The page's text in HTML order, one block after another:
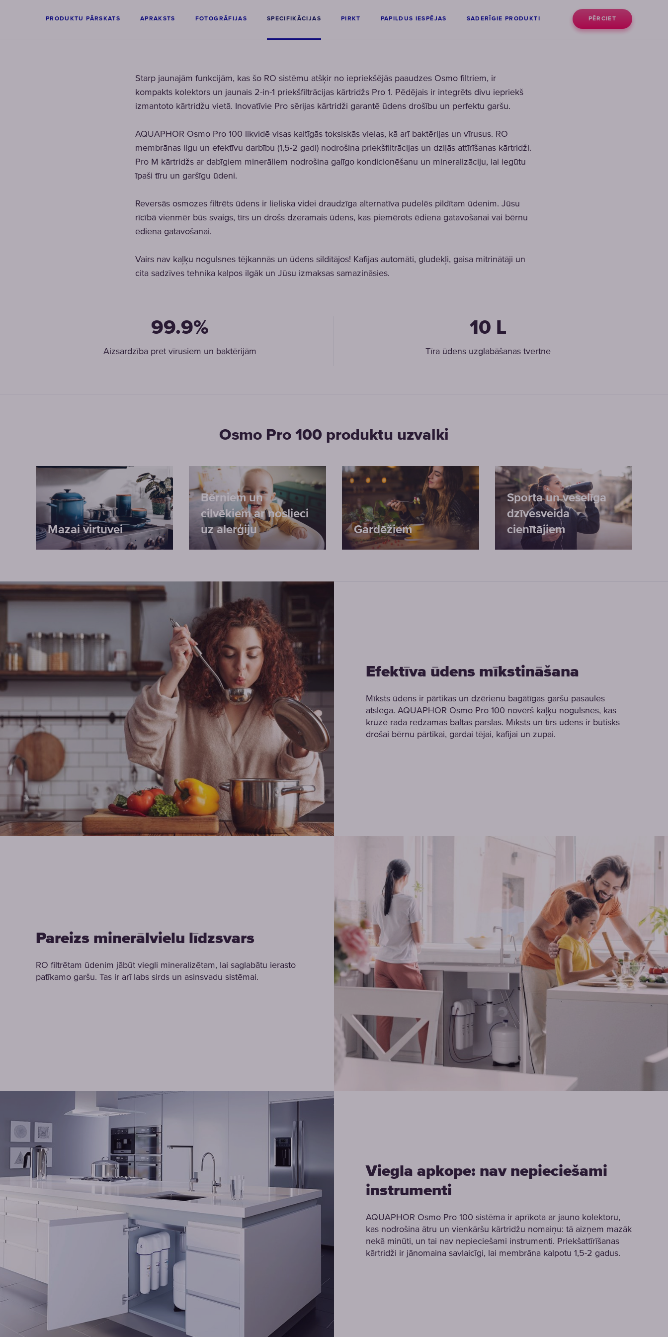
PRODUKTU PĀRSKATS APRAKSTS FOTOGRĀFIJAS SPECIFIKĀCIJAS PIRKT PAPILDUS IESPĒJAS SADERĪGIE PRODUKTI PĒRCIET
Starp jaunajām funkcijām, kas šo RO sistēmu atšķir no iepriekšējās paaudzes Osmo filtriem, ir
kompakts kolektors un jaunais 2-in-1 priekšfiltrācijas kārtridžs Pro 1. Pēdējais ir integrēts divu iepriekš
izmantoto kārtridžu vietā. Inovatīvie Pro sērijas kārtridži garantē ūdens drošību un perfektu garšu.
AQUAPHOR Osmo Pro 100 likvidē visas kaitīgās toksiskās vielas, kā arī baktērijas un vīrusus. RO
membrānas ilgu un efektīvu darbību (1,5-2 gadi) nodrošina priekšfiltrācijas un dziļās attīrīšanas kārtridži.
Pro M kārtridžs ar dabīgiem minerāliem nodrošina galīgo kondicionēšanu un mineralizāciju, lai iegūtu
īpaši tīru un garšīgu ūdeni.
Reversās osmozes filtrēts ūdens ir lieliska videi draudzīga alternatīva pudelēs pildītam ūdenim. Jūsu
rīcībā vienmēr būs svaigs, tīrs un drošs dzeramais ūdens, kas piemērots ēdiena gatavošanai vai bērnu
ēdiena gatavošanai.
Vairs nav kaļķu nogulsnes tējkannās un ūdens sildītājos! Kafijas automāti, gludekļi, gaisa mitrinātāji un
cita sadzīves tehnika kalpos ilgāk un Jūsu izmaksas samazināsies.
99.9%
Aizsardzība pret vīrusiem un baktērijām
10 L
Tīra ūdens uzglabāšanas tvertne
Osmo Pro 100 produktu uzvalki
Mazai virtuvei
Bērniem un
cilvēkiem ar noslieci
uz alerģiju
Gardēžiem
Sporta un veselīga
dzīvesveida
cienītājiem
Efektīva ūdens mīkstināšana
Mīksts ūdens ir pārtikas un dzērienu bagātīgas garšu pasaules
atslēga. AQUAPHOR Osmo Pro 100 novērš kaļķu nogulsnes, kas
krūzē rada redzamas baltas pārslas. Mīksts un tīrs ūdens ir būtisks
drošai bērnu pārtikai, gardai tējai, kafijai un zupai.
Pareizs minerālvielu līdzsvars
RO filtrētam ūdenim jābūt viegli mineralizētam, lai saglabātu ierasto
patīkamo garšu. Tas ir arī labs sirds un asinsvadu sistēmai.
Viegla apkope: nav nepieciešami
instrumenti
AQUAPHOR Osmo Pro 100 sistēma ir aprīkota ar jauno kolektoru,
kas nodrošina ātru un vienkāršu kārtridžu nomaiņu: tā aizņem mazāk
nekā minūti, un tai nav nepieciešami instrumenti. Priekšattīrīšanas
kārtridži ir jānomaina savlaicīgi, lai membrāna kalpotu 1,5-2 gadus.